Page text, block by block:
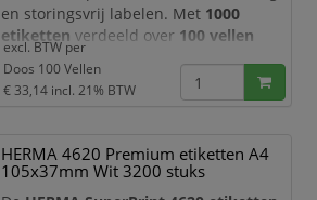
en storingsvrij labelen. Met 1000
etiketten verdeeld over 100 vellen
beschikt u over een praktische
voorraad voor dagelijks gebruik op
kantoor, in het magazijn, bij
en productlabeling.
Dankzij het formaat van105 x 57 mm
excl. BTW per
Doos 100 Vellen
€ 33,14 incl. 21% BTW
HERMA 4620 Premium etiketten A4
105x37mm Wit 3200 stuks